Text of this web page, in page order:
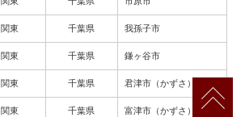
関東 千葉県 我孫子市
関東 千葉県 鎌ヶ谷市
関東 千葉県 君津市（かずさ）
関東 千葉県 富津市（かずさ）